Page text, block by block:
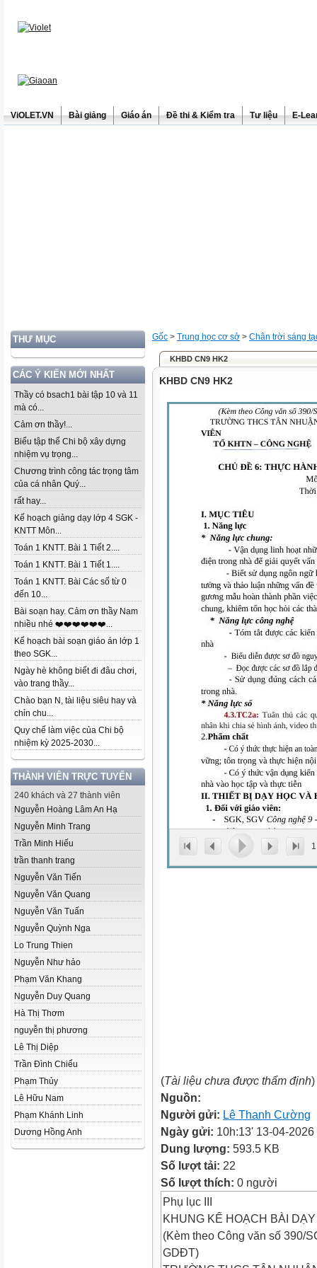
ViOLET.VN Bài giảng Giáo án Đề thi & Kiểm tra Tư liệu E-
THƯ MỤC
CÁC Ý KIẾN MỚI NHẤT
Thầy có bsach1 bài tập 10 và 11
mà có...
Cảm ơn thầy!...
Biểu tập thể Chi bộ xây dựng
nhiệm vụ trọng...
Chương trình công tác trọng tâm
của cá nhân Quý...
rất hay...
Kế hoạch giảng dạy lớp 4 SGK -
KNTT Môn...
Toán 1 KNTT. Bài 1 Tiết 2....
Toán 1 KNTT. Bài 1 Tiết 1....
Toán 1 KNTT. Bài Các số từ 0
đến 10...
Bài soạn hay. Cảm ơn thầy Nam
nhiều nhé ❤️❤️❤️❤️❤️❤️...
Kế hoạch bài soạn giáo án lớp 1
theo SGK...
Ngày hè không biết đi đâu chơi,
vào trang thầy...
Chào bạn N, tài liệu siêu hay và
chỉn chu...
Quy chế làm việc của Chi bộ
nhiệm kỳ 2025-2030...
THÀNH VIÊN TRỰC TUYẾN
240 khách và 27 thành viên
Nguyễn Hoàng Lâm An Hạ
Nguyễn Minh Trang
Trần Minh Hiếu
trần thanh trang
Nguyễn Văn Tiến
Nguyễn Văn Quang
Nguyễn Văn Tuấn
Nguyễn Quỳnh Nga
Lo Trung Thien
Nguyễn Như hảo
Phạm Văn Khang
Nguyễn Duy Quang
Hà Thị Thơm
nguyễn thị phương
Lê Thị Diệp
Trần Đình Chiểu
Phạm Thủy
Lê Hữu Nam
Phạm Khánh Linh
Dương Hồng Anh
Gốc > Trung học cơ sở > Chân trời sáng
KHBD CN9 HK2
KHBD CN9 HK2
1
(Tài liệu chưa được thẩm định)
Nguồn:
Người gửi: Lê Thanh Cường
Ngày gửi: 10h:13' 13-04-2026
Dung lượng: 593.5 KB
Số lượt tải: 22
Số lượt thích: 0 người
Phụ lục III
KHUNG KẾ HOẠCH BÀI DẠY
(Kèm theo Công văn số 390/
GDĐT)